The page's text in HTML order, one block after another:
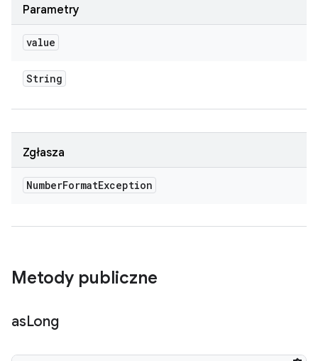
Parametry
value
String
Zgłasza
NumberFormatException
Metody publiczne
asLong